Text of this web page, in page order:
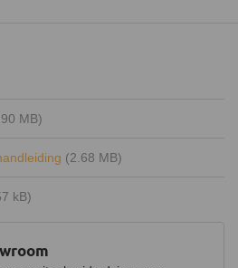
Ja, onder
MB)
(2.68 MB)
kB)